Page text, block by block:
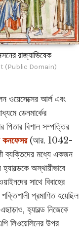
রাজ্যাভিষেক
(Public Domain)
ওয়েসেক্সের আর্ল এবং
ডেনমার্কের
পিতার বিশাল সম্পত্তির
কনফেসর(আর. 1042-
ব্যক্তিদের মধ্যে একজন
অস্থায়ীভাবে
সাথে বিবাহের
প্রমাণিত হয়েছিল
হ্যারল্ড নিজেকে
লিওয়েলিনের উপর